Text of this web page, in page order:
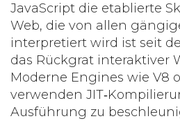
JavaScript die etablierte
Web, die von allen
interpretiert wird ist seit
das Rückgrat interaktiver
Moderne Engines wie V8
verwenden
Ausführung zu